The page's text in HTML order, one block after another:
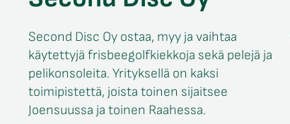
Second Disc Oy ostaa, myy ja vaihtaa
käytettyjä frisbeegolfkiekkoja sekä pelejä ja
pelikonsoleita. Yrityksellä on kaksi
toimipistettä, joista toinen sijaitsee
Joensuussa ja toinen Raahessa.